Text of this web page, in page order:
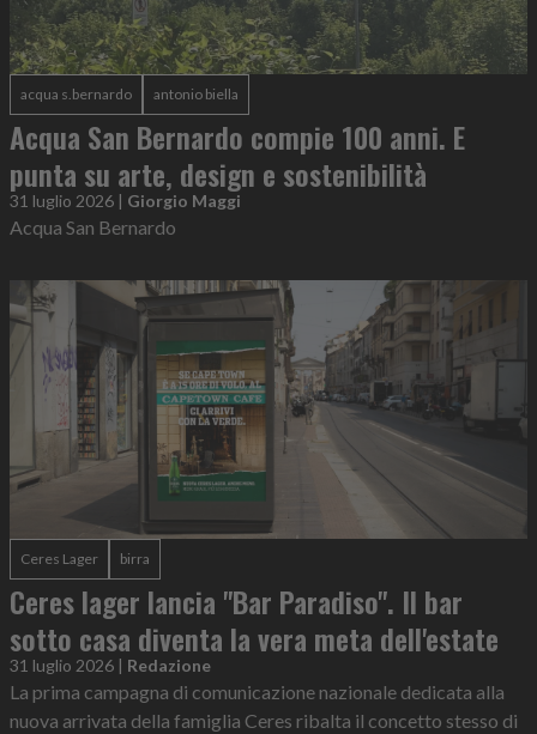
acqua s.bernardo antonio biella
Acqua San Bernardo compie 100 anni. E
punta su arte, design e sostenibilità
31 luglio 2026 | Giorgio Maggi
Acqua San Bernardo
Ceres Lager birra
Ceres lager lancia "Bar Paradiso". Il bar
sotto casa diventa la vera meta dell'estate
31 luglio 2026 | Redazione
La prima campagna di comunicazione nazionale dedicata alla
nuova arrivata della famiglia Ceres ribalta il concetto stesso di